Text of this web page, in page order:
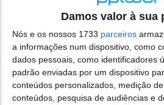
Damos valor à sua
Nós e os nossos 1733 parceiros
a informações num dispositivo, como
dados pessoais, como identificadores
padrão enviadas por um dispositivo
conteúdos personalizados, medição
conteúdos, pesquisa de audiências e
No meu não aparece o
número e mesmo nas pastas
DisableTabs.. tá mal.. tá mal :S
Responder
mp
1 de Agosto de 2005 às